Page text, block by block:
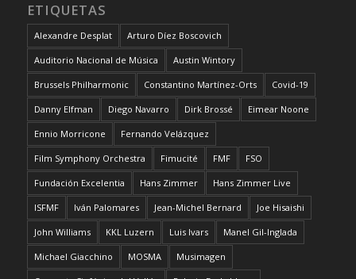
ETIQUETAS
Alexandre Desplat Arturo Díez Boscovich
Auditorio Nacional de Música Austin Wintory
Brussels Philharmonic Constantino Martínez-Orts Covid-19
Danny Elfman Diego Navarro Dirk Brossé Eimear Noone
Ennio Morricone Fernando Velázquez
Film Symphony Orchestra Fimucité FMF FSO
Fundación Excelentia Hans Zimmer Hans Zimmer Live
ISFMF Iván Palomares Jean-Michel Bernard Joe Hisaishi
John Williams KKL Luzern Luis Ivars Manel Gil-Inglada
Michael Giacchino MOSMA Musimagen